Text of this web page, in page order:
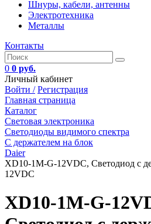
Шнуры, кабели, антенны
Электротехника
Металлы
Контакты
0 0 руб.
Личный кабинет
Войти / Регистрация
Главная страница
Каталог
Световая электроника
Светодиоды видимого спектра
C держателем на блок
Daier
XD10-1M-G-12VDC, Светодиод с
12VDC
XD10-1M-G-